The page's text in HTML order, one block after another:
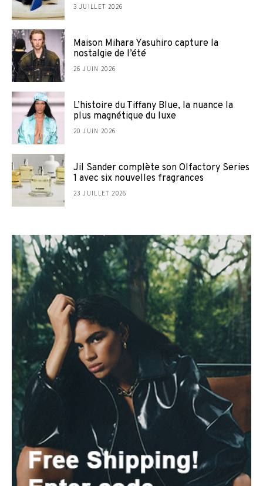
3 JUILLET 2026
Maison Mihara Yasuhiro capture la
nostalgie de l’été
26 JUIN 2026
L’histoire du Tiffany Blue, la nuance la
plus magnétique du luxe
20 JUIN 2026
Jil Sander complète son Olfactory Series
1 avec six nouvelles fragrances
23 JUILLET 2026